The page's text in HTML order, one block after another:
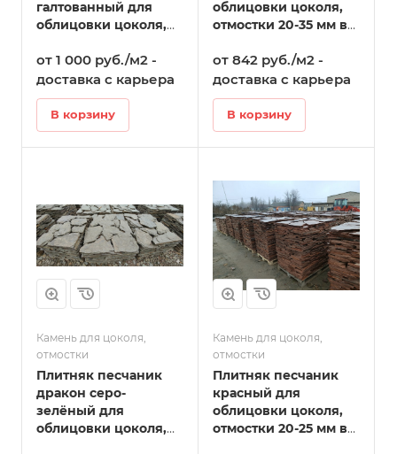
галтованный для
облицовки цоколя,
Татарске
от 1 000 руб./м2 -
доставка с карьера
В корзину
облицовки цоколя,
отмостки 20-35 мм в
от 842 руб./м2 -
доставка с карьера
В корзину
Камень для цоколя,
отмостки
Плитняк песчаник
дракон серо-
зелёный для
облицовки цоколя,
Камень для цоколя,
отмостки
Плитняк песчаник
красный для
облицовки цоколя,
отмостки 20-25 мм в